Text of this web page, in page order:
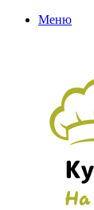
Меню